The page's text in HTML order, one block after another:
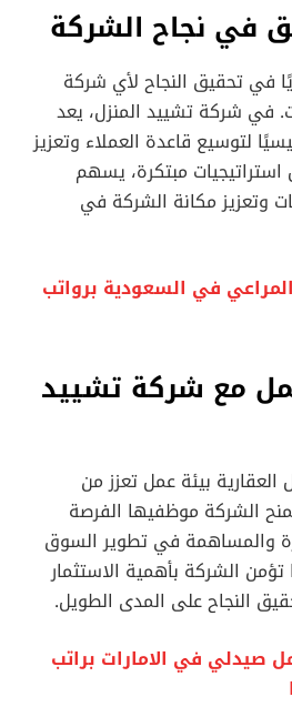
في نجاح الشركة
في تحقيق النجاح لأي شركة
في شركة تشييد المنزل، يعد
لتوسيع قاعدة العملاء وتعزيز
مبتكرة، يسهم
وتعزيز مكانة الشركة في
في السعودية برواتب
مع شركة تشييد
بيئة عمل تعزز من
تمنح الشركة موظفيها الفرصة
والمساهمة في تطوير السوق
الشركة بأهمية الاستثمار
النجاح على المدى الطويل.
صيدلي في الامارات براتب